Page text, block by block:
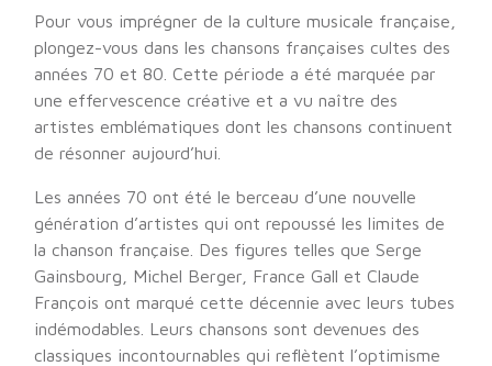
Pour vous imprégner de la culture musicale française,
plongez-vous dans les chansons françaises cultes des
années 70 et 80. Cette période a été marquée par
une effervescence créative et a vu naître des
artistes emblématiques dont les chansons continuent
de résonner aujourd’hui.
Les années 70 ont été le berceau d’une nouvelle
génération d’artistes qui ont repoussé les limites de
la chanson française. Des figures telles que Serge
Gainsbourg, Michel Berger, France Gall et Claude
François ont marqué cette décennie avec leurs tubes
indémodables. Leurs chansons sont devenues des
classiques incontournables qui reflètent l’optimisme